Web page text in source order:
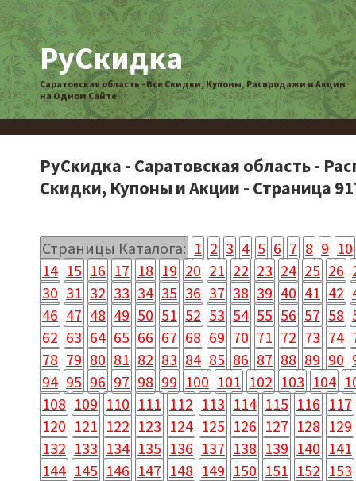
РуСкидка
Саратовская область - Все Скидки, Купоны, Распродажи и Акции
на Одном Сайте
РуСкидка - Саратовская область -
Скидки, Купоны и Акции - Страница
Страницы Каталога: 1 2 3 4 5 6 7 8 9 10
14 15 16 17 18 19 20 21 22 23 24 25 26
30 31 32 33 34 35 36 37 38 39 40 41 42
46 47 48 49 50 51 52 53 54 55 56 57 58
62 63 64 65 66 67 68 69 70 71 72 73 74
78 79 80 81 82 83 84 85 86 87 88 89 90
94 95 96 97 98 99 100 101 102 103 104
108 109 110 111 112 113 114 115 116 117
120 121 122 123 124 125 126 127 128 129
132 133 134 135 136 137 138 139 140 141
144 145 146 147 148 149 150 151 152 153